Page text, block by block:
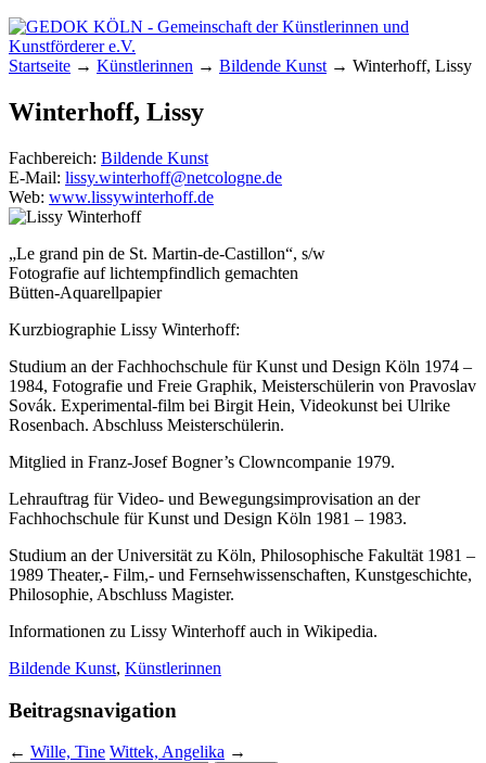
GEDOK KÖLN
Gemeinschaft der Künstlerinnen und
Kunstförderer e.V.
Startseite → Künstlerinnen → Bildende Kunst → Winterhoff, Lissy
Winterhoff, Lissy
Fachbereich: Bildende Kunst
E-Mail: lissy.winterhoff@netcologne.de
Web: www.lissywinterhoff.de
„Le grand pin de St. Martin-de-Castillon“, s/w
Fotografie auf lichtempfindlich gemachten
Bütten-Aquarellpapier
Kurzbiographie Lissy Winterhoff:
Studium an der Fachhochschule für Kunst und Design Köln 1974 –
1984, Fotografie und Freie Graphik, Meisterschülerin von Pravoslav
Sovák. Experimental-film bei Birgit Hein, Videokunst bei Ulrike
Rosenbach. Abschluss Meisterschülerin.
Mitglied in Franz-Josef Bogner’s Clowncompanie 1979.
Lehrauftrag für Video- und Bewegungsimprovisation an der
Fachhochschule für Kunst und Design Köln 1981 – 1983.
Studium an der Universität zu Köln, Philosophische Fakultät 1981 –
1989 Theater,- Film,- und Fernsehwissenschaften, Kunstgeschichte,
Philosophie, Abschluss Magister.
Informationen zu Lissy Winterhoff auch in Wikipedia.
Bildende Kunst, Künstlerinnen
Beitragsnavigation
← Wille, Tine Wittek, Angelika →